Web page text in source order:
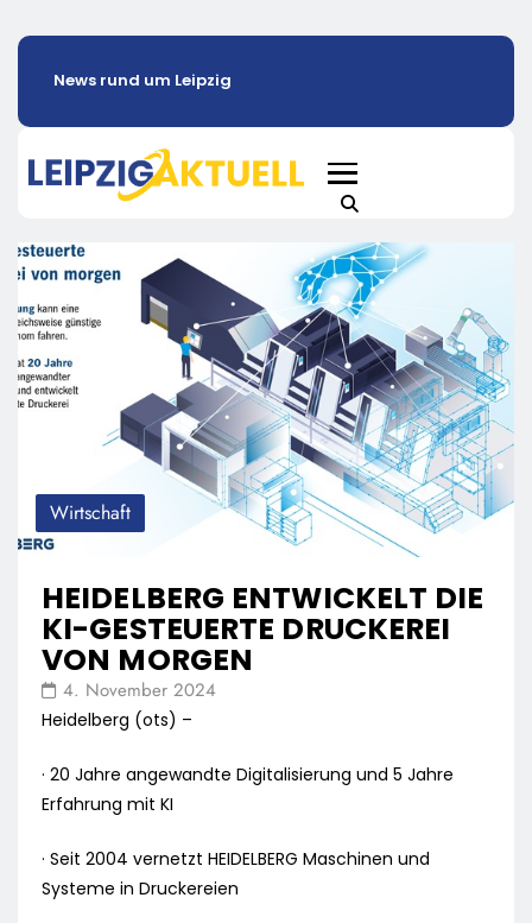
News rund um Leipzig
Wirtschaft
HEIDELBERG ENTWICKELT DIE
KI-GESTEUERTE DRUCKEREI
VON MORGEN
4. November 2024
Heidelberg (ots) –
· 20 Jahre angewandte Digitalisierung und 5 Jahre
Erfahrung mit KI
· Seit 2004 vernetzt HEIDELBERG Maschinen und
Systeme in Druckereien